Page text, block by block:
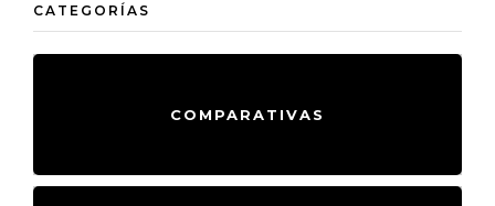
CATEGORÍAS
COMPARATIVAS